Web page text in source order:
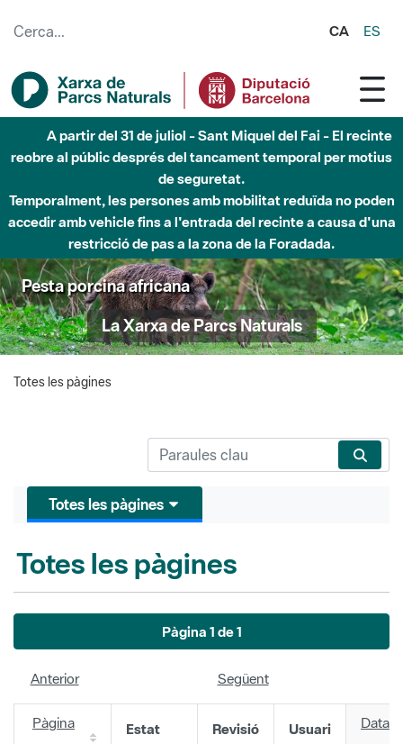
CA ES
A partir del 31 de juliol - Sant Miquel del Fai - El recinte
reobre al públic després del tancament temporal per motius
de seguretat.
Temporalment, les persones amb mobilitat reduïda no poden
accedir amb vehicle fins a l'entrada del recinte a causa d'una
restricció de pas a la zona de la Foradada.
Pesta porcina africana
La Xarxa de Parcs Naturals
Totes les pàgines
Totes les pàgines
Totes les pàgines
Pàgina 1 de 1
Anterior Següent
Pàgina Estat Revisió Usuari Data